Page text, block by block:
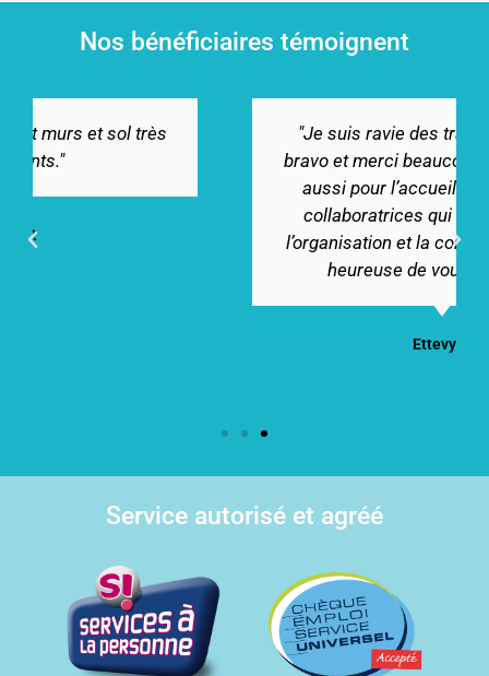
Nos bénéficiaires témoignent
"Je suis ravie des travaux effectués,
bravo et merci beaucoup Agidom. Merci
aussi pour l’accueil souriant de vos
collaboratrices qui gèrent très bien
l’organisation et la comptabilité. Je suis
heureuse de vous connaitre."
Service autorisé et agréé